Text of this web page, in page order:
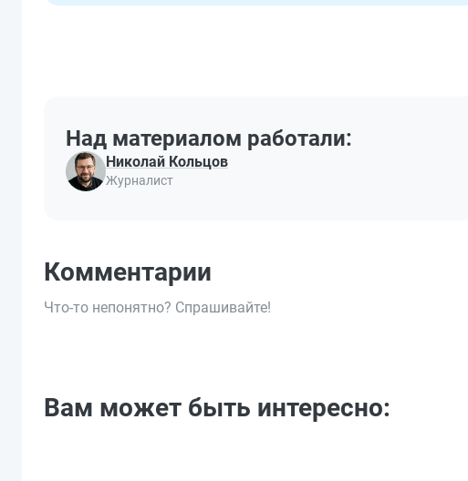
Над материалом работали:
Николай Кольцов
Журналист
Комментарии
Что-то непонятно? Спрашивайте!
Вам может быть интересно: